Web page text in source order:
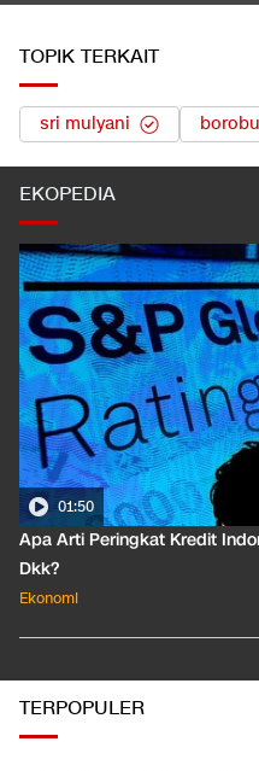
TOPIK TERKAIT
sri mulyani
EKOPEDIA
01:50
Apa Arti Peringkat Kredit
Dkk?
Ekonomi
TERPOPULER